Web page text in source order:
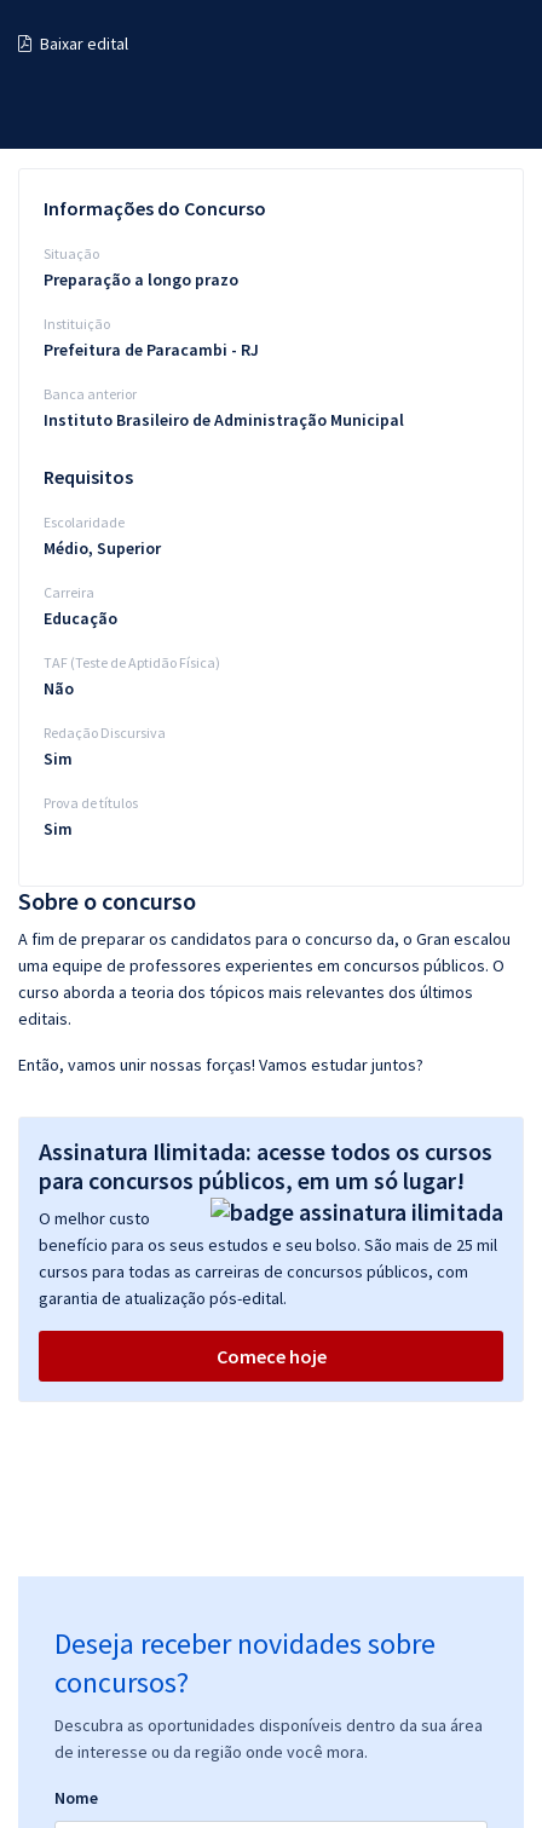
Questões grátis
Blog
Aprovados
Baixar edital
Sobre o concurso
A fim de preparar os candidatos para o concurso da, o Gran escalou
uma equipe de professores experientes em concursos públicos. O
curso aborda a teoria dos tópicos mais relevantes dos últimos
editais.
Então, vamos unir nossas forças! Vamos estudar juntos?
Assinatura Ilimitada: acesse todos os cursos
para concursos públicos, em um só lugar!
O melhor custo
benefício para os seus estudos e seu bolso. São mais de 25 mil
cursos para todas as carreiras de concursos públicos, com
garantia de atualização pós-edital.
Comece hoje
Deseja receber novidades sobre
concursos?
Descubra as oportunidades disponíveis dentro da sua área
de interesse ou da região onde você mora.
Nome
Informações do Concurso
Situação
Preparação a longo prazo
Instituição
Prefeitura de Paracambi - RJ
Banca anterior
Instituto Brasileiro de Administração Municipal
Requisitos
Escolaridade
Médio, Superior
Carreira
Educação
TAF (Teste de Aptidão Física)
Não
Redação Discursiva
Sim
Prova de títulos
Sim